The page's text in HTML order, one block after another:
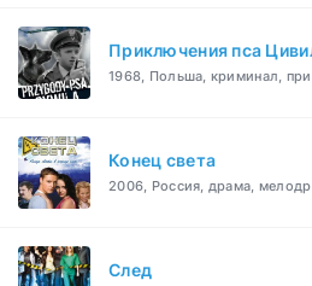
Приключения пса
1968, Польша, криминал,
Конец света
2006, Россия, драма,
След